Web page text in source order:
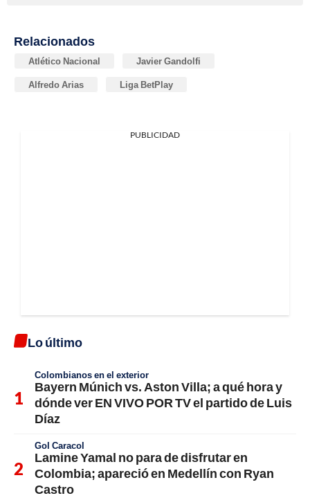
Relacionados
Atlético Nacional Javier Gandolfi
Alfredo Arias Liga BetPlay
PUBLICIDAD
Lo último
Colombianos en el exterior
Bayern Múnich vs. Aston Villa; a qué hora y
dónde ver EN VIVO POR TV el partido de Luis
Díaz
Gol Caracol
Lamine Yamal no para de disfrutar en
Colombia; apareció en Medellín con Ryan
Castro